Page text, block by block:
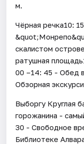
м.
Чёрная речка10:
скалистом
ратушная
00 –14: 45 - Обед
Обзорная
Выборгу Круглая
горожанина -
30 - Свободное
Библиотеке